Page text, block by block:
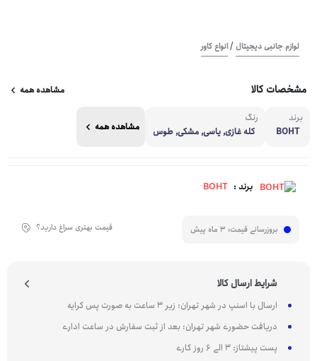
لوازم جانبی دیجیتال /انواع کاور
مشخصات کالا مشاهده همه
برند
BOHT
رنگ
کله غازی, یاسی, مشکی, طوس
مشاهده همه
برند : BOHT
بروزرسانی قیمت: 3 ماه پیش قیمت بهتری سراغ دارید؟
شرایط ارسال کالا
ارسال با اسنپ در شهر تهران: زیر 3 ساعت به صورت پس کرایه
دریافت حضوری شهر تهران: بعد از ثبت سفارش در ساعت اداری
پست پیشتاز: 3 الی 6 روز کاری